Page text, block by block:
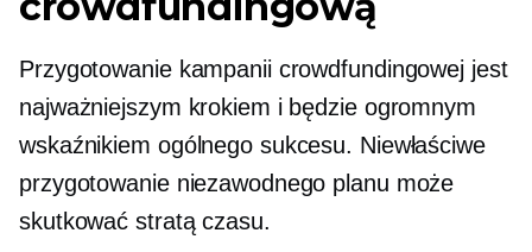
Przygotowanie kampanii crowdfundingowej jest
najważniejszym krokiem i będzie ogromnym
wskaźnikiem ogólnego sukcesu. Niewłaściwe
przygotowanie niezawodnego planu może
skutkować stratą czasu.